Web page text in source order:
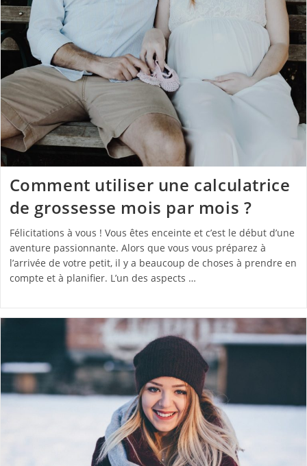
Comment utiliser une calculatrice
de grossesse mois par mois ?
Félicitations à vous ! Vous êtes enceinte et c’est le début d’une
aventure passionnante. Alors que vous vous préparez à
l’arrivée de votre petit, il y a beaucoup de choses à prendre en
compte et à planifier. L’un des aspects …